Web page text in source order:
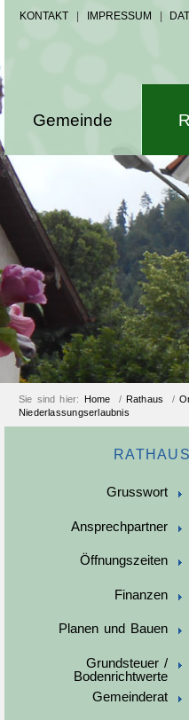
KONTAKT IMPRESSUM
Gemeinde
Sie sind hier: Home / Rathaus /
Niederlassungserlaubnis
RATHAUS
Grusswort
Ansprechpartner
Öffnungszeiten
Finanzen
Planen und Bauen
Grundsteuer /
Bodenrichtwerte
Gemeinderat